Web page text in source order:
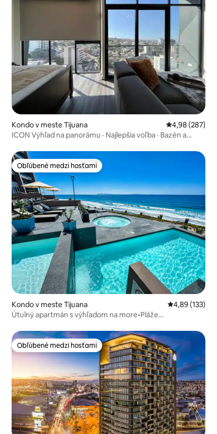
Kondo v meste Tijuana Priemerné
4,98 (287)
ICON Výhľad na panorámu · Najlepšia voľba · Bazén a
Obľúbené medzi hosťami
Obľúbené medzi hosťami
Kondo v meste Tijuana Priemerné
4,89 (133)
Útulný apartmán s výhľadom na more•Pláže
Obľúbené medzi hosťami
Obľúbené medzi hosťami